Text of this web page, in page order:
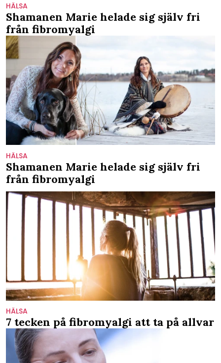
HÄLSA
Shamanen Marie helade sig själv fri
från fibromyalgi
HÄLSA
Shamanen Marie helade sig själv fri
från fibromyalgi
HÄLSA
7 tecken på fibromyalgi att ta på allvar